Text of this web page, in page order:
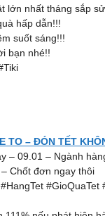
lớn nhất tháng sắp
hấp dẫn!!!
suốt sáng!!!
bạn nhé!!
TO – ĐÓN TẾT
– 09.01 – Ngành
Chốt đơn ngay thôi